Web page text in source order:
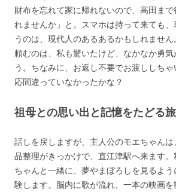
財布を忘れて家に帰れないので、高田まで
れませんか」と。スマホは持って来ても
うのは、現代人のあるあるかもしれませ
頼むのは、私も驚いたけど、なかなか勇気
う。ちなみに、お返し不要でお渡ししち
応間違っていなかったかな？
祖母との思い出と記憶をたどる旅
話しを戻しますが、主人公のモエちゃん
品整理がきっかけで、直江津駅へ来ます
ちゃんと一緒に、夢やまぼろしを見るよ
験します。脳内に歌が流れ、一本の映画